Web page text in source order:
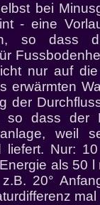
bei
- eine
so dass
nur auf
erwärmten
der
so dass
weil
Nur:
als 50
20°
mal